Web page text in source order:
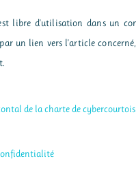
libre d'utilisation dans un
un lien vers l'article